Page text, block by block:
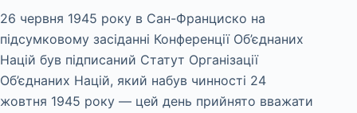
26 червня 1945 року в Сан-Франциско на
підсумковому засіданні Конференції Об’єднаних
Націй був підписаний Статут Організації
Об’єднаних Націй, який набув чинності 24
жовтня 1945 року — цей день прийнято вважати